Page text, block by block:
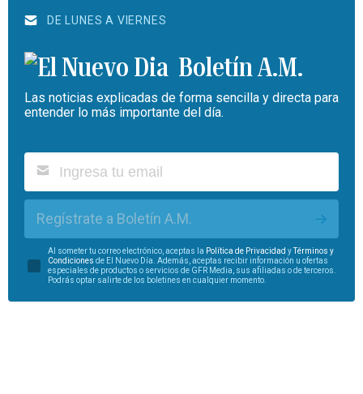
DE LUNES A VIERNES
Boletín A.M.
Las noticias explicadas de forma sencilla y directa para
entender lo más importante del día.
Regístrate a Boletín A.M.
Al someter tu correo electrónico, aceptas la Política de Privacidad y
Términos y
Condiciones de El Nuevo Día. Además, aceptas recibir información u ofertas
especiales de productos o servicios de GFR Media, sus afiliadas o de terceros.
Podrás optar salirte de los boletines en cualquier momento.